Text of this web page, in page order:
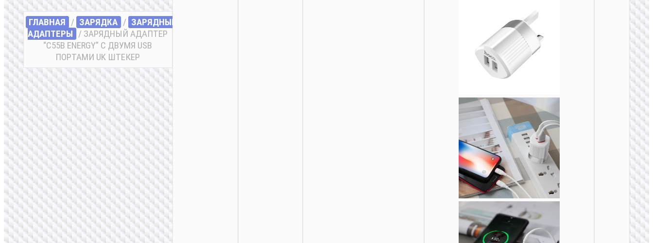
ГЛАВНАЯ / ЗАРЯДКА / ЗАРЯДНЫЕ
АДАПТЕРЫ / ЗАРЯДНЫЙ АДАПТЕР
“C55B ENERGY” С ДВУМЯ USB
ПОРТАМИ UK ШТЕКЕР
Direct”
на EU